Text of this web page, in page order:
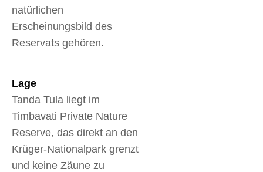
natürlichen
Erscheinungsbild des
Reservats gehören.
Lage
Tanda Tula liegt im
Timbavati Private Nature
Reserve, das direkt an den
Krüger-Nationalpark grenzt
und keine Zäune zu